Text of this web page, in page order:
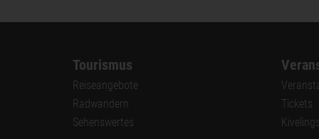
Tourismus
Reiseangebote
Radwandern
Sehenswertes
Tickets